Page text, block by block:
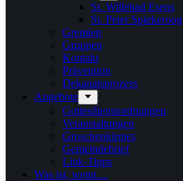
St. Willehad Esens
St. Peter Spiekeroog
Gremien
Gruppen
Kontakt
Prävention
Dekanatsprozess
Angebote
Gottesdienstordnungen
Veranstaltungen
Groschenkirmes
Gemeindebrief
Link-Tipps
Was ist, wenn…